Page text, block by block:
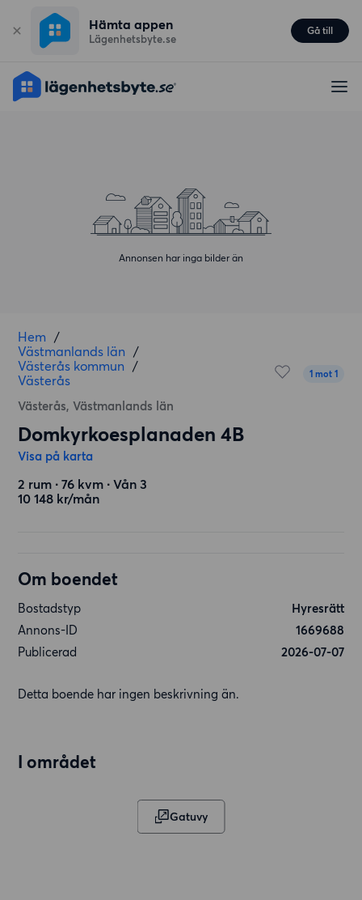
Hämta appen
Lägenhetsbyte.se
Gå till
Annonsen har inga bilder än
Hem /
Västmanlands län /
Västerås kommun /
Västerås
Västerås, Västmanlands län
1 mot 1
Domkyrkoesplanaden 4B
Visa på karta
2 rum ∙ 76 kvm ∙ Vån 3
10 148 kr/mån
Om boendet
Bostadstyp
Hyresrätt
Annons-ID
1669688
Publicerad
2026-07-07
Detta boende har ingen beskrivning än.
I området
Gatuvy